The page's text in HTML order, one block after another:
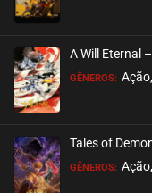
A Will Eternal
GÊNEROS:
Tales of
GÊNEROS: